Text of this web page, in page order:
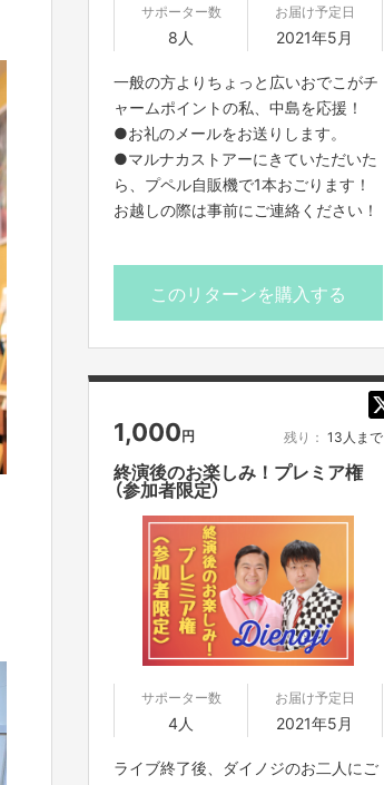
サポーター数
8人
お届け予定日
2021年5月
一般の方よりちょっと広いおでこがチ
ャームポイントの私、中島を応援！
●お礼のメールをお送りします。
●マルナカストアーにきていただいた
ら、プペル自販機で1本おごります！
お越しの際は事前にご連絡ください！
このリターンを購入する
1,000円 残り： 13人まで
終演後のお楽しみ！プレミア権
（参加者限定）
サポーター数
4人
お届け予定日
2021年5月
ライブ終了後、ダイノジのお二人にご